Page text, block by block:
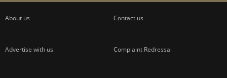
About us Contact us
Advertise with us Complaint Redressal